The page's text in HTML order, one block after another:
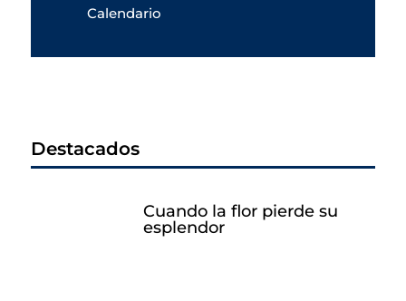
Calendario
Destacados
Cuando la flor pierde su
esplendor